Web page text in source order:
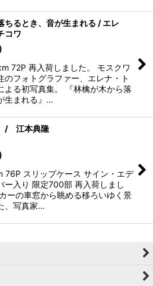
ちるとき、音が生まれる / エレ
コワ
72P 再入荷しました。 モスクワ
のフォトグラファー、エレナ・ト
よる初写真集。 『林檎が木から落
生まれる』…
/ 江本典隆
スリップケース サイン・エデ
ー入り 限定700部 再入荷しまし
ーの車窓から眺める移ろいゆく景
、写真家…